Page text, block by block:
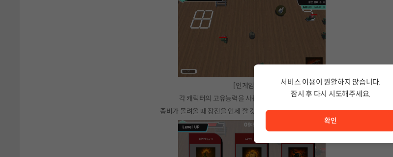
[인게임 화면]
각 캐릭터의 고유능력을 사용하여 위기를 벗어나세요.
좀비가 몰려올 때 장전을 언제 할 것인지도 잘 결정해야 할 것입니다.
서비스 이용이 원활하지 않습니다.
잠시 후 다시 시도해주세요.
확인